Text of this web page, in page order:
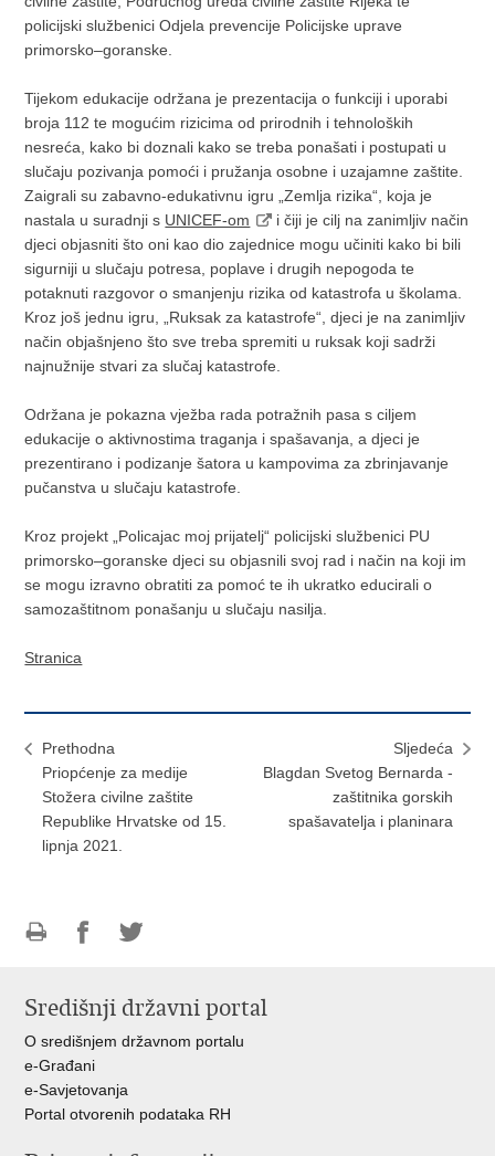
policijski službenici Odjela prevencije Policijske uprave
primorsko–goranske.
Tijekom edukacije održana je prezentacija o funkciji i uporabi
broja 112 te mogućim rizicima od prirodnih i tehnoloških
nesreća, kako bi doznali kako se treba ponašati i postupati u
slučaju pozivanja pomoći i pružanja osobne i uzajamne zaštite.
Zaigrali su zabavno-edukativnu igru „Zemlja rizika“, koja je
nastala u suradnji s UNICEF-om
i čiji je cilj na zanimljiv način
djeci objasniti što oni kao dio zajednice mogu učiniti kako bi bili
sigurniji u slučaju potresa, poplave i drugih nepogoda te
potaknuti razgovor o smanjenju rizika od katastrofa u školama.
Kroz još jednu igru, „Ruksak za katastrofe“, djeci je na zanimljiv
način objašnjeno što sve treba spremiti u ruksak koji sadrži
najnužnije stvari za slučaj katastrofe.
Održana je pokazna vježba rada potražnih pasa s ciljem
edukacije o aktivnostima traganja i spašavanja, a djeci je
prezentirano i podizanje šatora u kampovima za zbrinjavanje
pučanstva u slučaju katastrofe.
Kroz projekt „Policajac moj prijatelj“ policijski službenici PU
primorsko–goranske djeci su objasnili svoj rad i način na koji im
se mogu izravno obratiti za pomoć te ih ukratko educirali o
samozaštitnom ponašanju u slučaju nasilja.
Stranica
Prethodna
Priopćenje za medije
Stožera civilne zaštite
Republike Hrvatske od 15.
lipnja 2021.
Sljedeća
Blagdan Svetog Bernarda -
zaštitnika gorskih
spašavatelja i planinara
FacebookuTwitteru
Središnji državni portal
O središnjem državnom portalu
e-Građani
e-Savjetovanja
Portal otvorenih podataka RH